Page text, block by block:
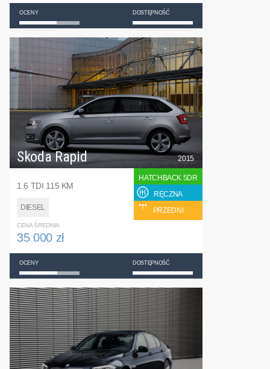
OCENY DOSTĘPNOŚĆ
Skoda Rapid
1.6 TDI 115 KM
DIESEL
2015
HATCHBACK 5DR
RĘCZNA
PRZEDNI
CENA ŚREDNIA
35 000 zł
OCENY DOSTĘPNOŚĆ